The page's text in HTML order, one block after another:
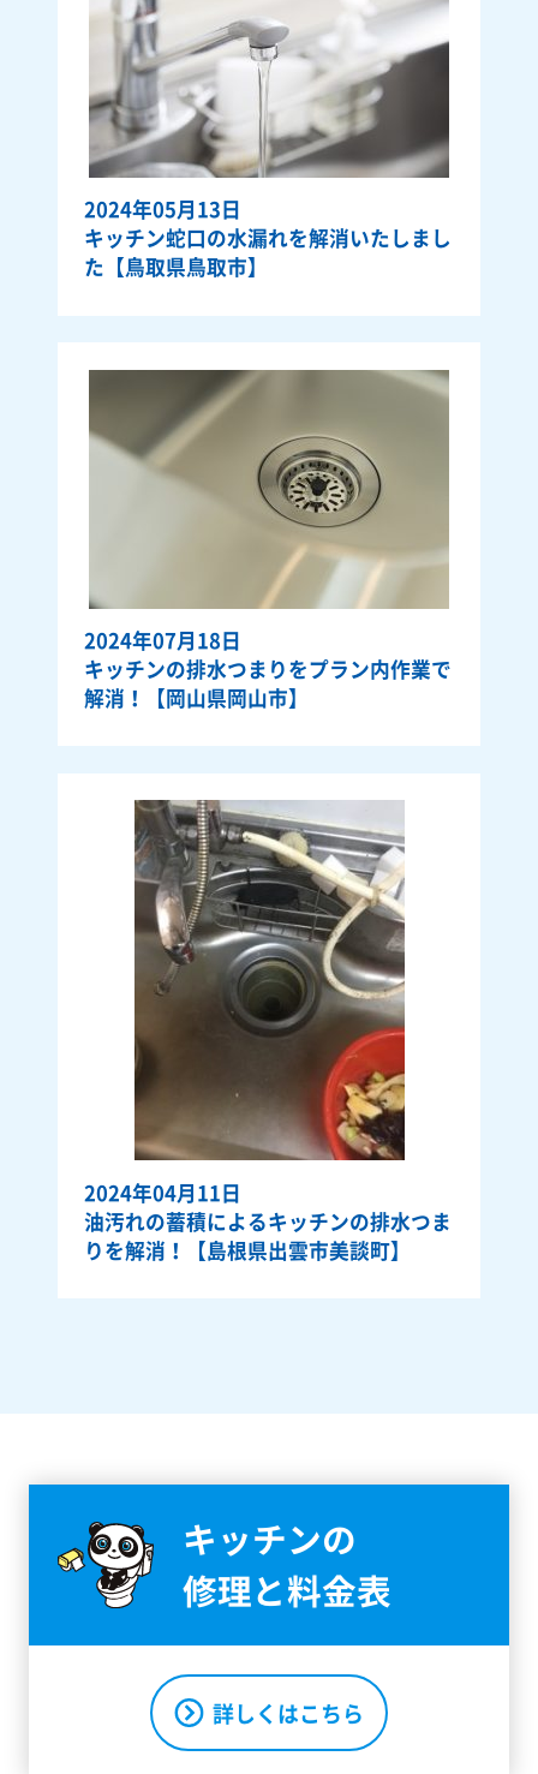
2024年05月13日
キッチン蛇口の水漏れを解消いたしまし
た【鳥取県鳥取市】
2024年07月18日
キッチンの排水つまりをプラン内作業で
解消！【岡山県岡山市】
2024年04月11日
油汚れの蓄積によるキッチンの排水つま
りを解消！【島根県出雲市美談町】
キッチンの
修理と料金表
詳しくはこちら